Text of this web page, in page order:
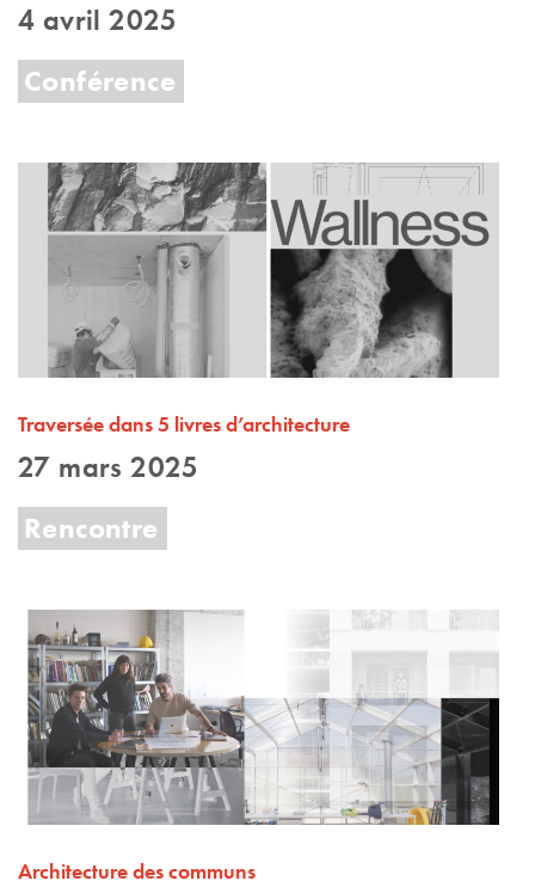
4 avril 2025
Conférence
Traversée dans 5 livres d’architecture
27 mars 2025
Rencontre
Architecture des communs